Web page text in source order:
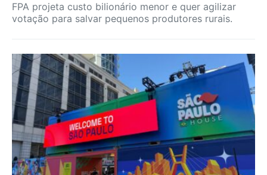
FPA projeta custo bilionário menor e quer agilizar
votação para salvar pequenos produtores rurais.